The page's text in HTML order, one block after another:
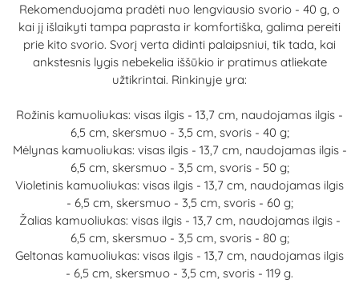
Rekomenduojama pradėti nuo lengviausio svorio - 40 g, o
kai jį išlaikyti tampa paprasta ir komfortiška, galima pereiti
prie kito svorio. Svorį verta didinti palaipsniui, tik tada, kai
ankstesnis lygis nebekelia iššūkio ir pratimus atliekate
užtikrintai. Rinkinyje yra:
Rožinis kamuoliukas: visas ilgis - 13,7 cm, naudojamas ilgis -
6,5 cm, skersmuo - 3,5 cm, svoris - 40 g;
Mėlynas kamuoliukas: visas ilgis - 13,7 cm, naudojamas ilgis -
6,5 cm, skersmuo - 3,5 cm, svoris - 50 g;
Violetinis kamuoliukas: visas ilgis - 13,7 cm, naudojamas ilgis
- 6,5 cm, skersmuo - 3,5 cm, svoris - 60 g;
Žalias kamuoliukas: visas ilgis - 13,7 cm, naudojamas ilgis -
6,5 cm, skersmuo - 3,5 cm, svoris - 80 g;
Geltonas kamuoliukas: visas ilgis - 13,7 cm, naudojamas ilgis
- 6,5 cm, skersmuo - 3,5 cm, svoris - 119 g.